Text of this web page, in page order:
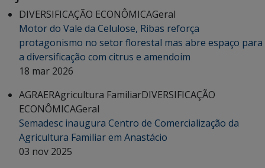
DIVERSIFICAÇÃO ECONÔMICAGeral
Motor do Vale da Celulose, Ribas reforça
protagonismo no setor florestal mas abre espaço para
a diversificação com citrus e amendoim
18 mar 2026
AGRAERAgricultura FamiliarDIVERSIFICAÇÃO
ECONÔMICAGeral
Semadesc inaugura Centro de Comercialização da
Agricultura Familiar em Anastácio
03 nov 2025